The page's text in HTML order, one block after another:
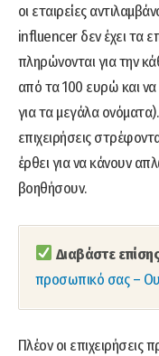
οι εταιρείες
influencer δεν έχει τα
πληρώνονται για την
από τα 100 ευρώ και να
για τα μεγάλα
επιχειρήσεις
έρθει για να κάνουν
βοηθήσουν.
Διαβάστε
προσωπικό σας –
Πλέον οι επιχειρήσεις